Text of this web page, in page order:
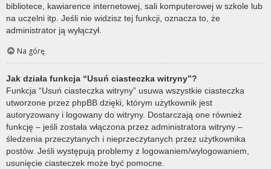
bibliotece, kawiarence internetowej, sali komputerowej w szkole lub
na uczelni itp. Jeśli nie widzisz tej funkcji, oznacza to, że
administrator ją wyłączył.
Na górę
Jak działa funkcja “Usuń ciasteczka witryny”?
Funkcja “Usuń ciasteczka witryny” usuwa wszystkie ciasteczka
utworzone przez phpBB dzięki, którym użytkownik jest
autoryzowany i logowany do witryny. Dostarczają one również
funkcję – jeśli została włączona przez administratora witryny –
śledzenia przeczytanych i nieprzeczytanych przez użytkownika
postów. Jeśli występują problemy z logowaniem/wylogowaniem,
usunięcie ciasteczek może być pomocne.